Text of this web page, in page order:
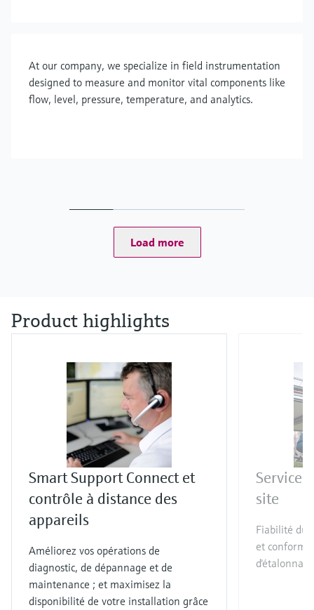
At our company, we specialize in field instrumentation
designed to measure and monitor vital components like
flow, level, pressure, temperature, and analytics.
Load more
Product highlights
Smart Support Connect et
contrôle à distance des
appareils
Améliorez vos opérations de
diagnostic, de dépannage et de
maintenance ; et maximisez la
disponibilité de votre installation grâce
site
Fiabilité du
et